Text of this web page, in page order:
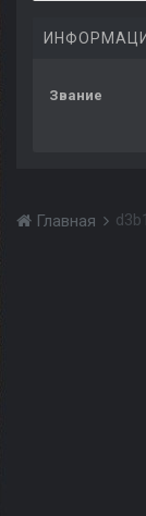
Звание
Главная